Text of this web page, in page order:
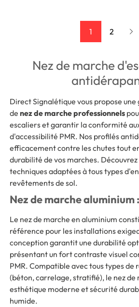
1 2
Nez de marche
Direct Signalétique vous propose
de nez de marche professionnels
escaliers et garantir la conformité
d'accessibilité PMR. Nos profilés
efficacement contre les chutes tout
durabilité de vos marches.
techniques adaptées à tous types
revêtements de sol.
Nez de marche aluminium :
Le nez de marche en aluminium
référence pour les installations
conception garantit une durabilité
présentant un fort contraste visuel
PMR. Compatible avec tous types de
(béton, carrelage, stratifié), le nez de
esthétique moderne et sécurité
humide.